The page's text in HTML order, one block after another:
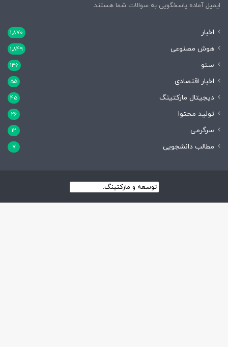
ایمیل آماده پاسخگویی به سوالات شما هستند.
اخبار 1,870
هوش مصنوعی 1,849
سئو 146
اخبار اقتصادی 55
دیجیتال مارکتینگ 45
تولید محتوا 26
سرگرمی 12
مطالب دانشجویی 7
توسعه و مارکتینگ: